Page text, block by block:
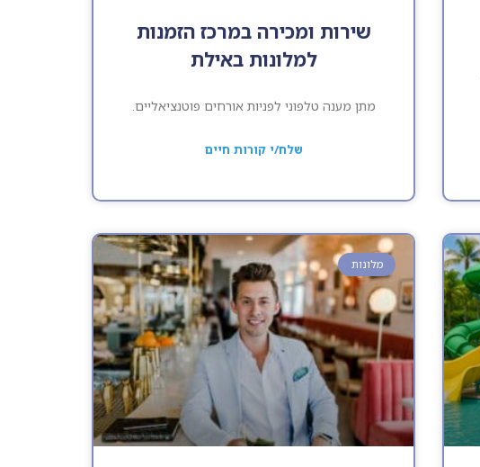
שירות ומכירה במרכז הזמנות
למלונות באילת
מתן מענה טלפוני לפניות אורחים פוטנציאליים.
שלח/י קורות חיים
מלונות